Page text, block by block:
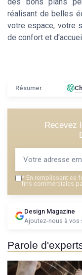
réalisant de belles
votre espace, votre
de confort et
Résumer
Recevez
* En remplissant ce
fins commerciales
Design Magazine
Ajoutez-nous à vos
Parole